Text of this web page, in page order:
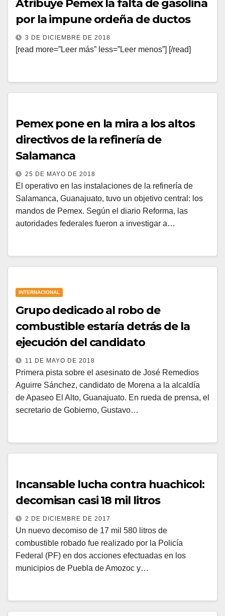
Atribuye Pemex la falta de gasolina
por la impune ordeña de ductos
3 DE DICIEMBRE DE 2018
[read more=”Leer más” less=”Leer menos”] [/read]
Pemex pone en la mira a los altos
directivos de la refinería de
Salamanca
25 DE MAYO DE 2018
El operativo en las instalaciones de la refinería de
Salamanca, Guanajuato, tuvo un objetivo central: los
mandos de Pemex. Según el diario Reforma, las
autoridades federales fueron a investigar a…
INTERNACIONAL
Grupo dedicado al robo de
combustible estaría detrás de la
ejecución del candidato
11 DE MAYO DE 2018
Primera pista sobre el asesinato de José Remedios
Aguirre Sánchez, candidato de Morena a la alcaldía
de Apaseo El Alto, Guanajuato. En rueda de prensa, el
secretario de Gobierno, Gustavo…
Incansable lucha contra huachicol:
decomisan casi 18 mil litros
2 DE DICIEMBRE DE 2017
Un nuevo decomiso de 17 mil 580 litros de
combustible robado fue realizado por la Policía
Federal (PF) en dos acciones efectuadas en los
municipios de Puebla de Amozoc y…